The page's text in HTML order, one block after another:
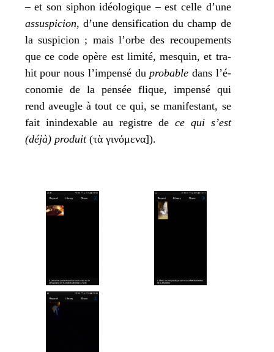
– et son siphon idéo­lo­gique – est celle d’une
assus­pi­cion, d’une den­si­fi­ca­tion du champ de
la sus­pi­cion ; mais l’orbe des recou­pe­ments
que ce code opère est limi­té, mes­quin, et tra­
hit pour nous l’im­pen­sé dupro­bable dans l’é­
co­no­mie de la pen­sée flique, impen­sé qui
rend aveugle à tout ce qui, se mani­fes­tant, se
fait inin­dexable au registre de ce qui s’est
(déjà) pro­duit(τὰ γινόμενα]).